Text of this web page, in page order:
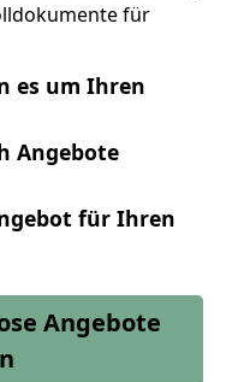
für
es um Ihren
Angebote
für Ihren
Angebote